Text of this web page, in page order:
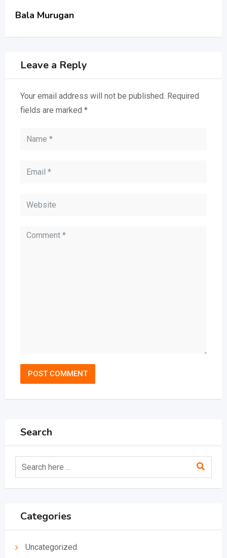
Bala Murugan
Leave a Reply
Your email address will not be published. Required
fields are marked *
Search
Categories
Uncategorized